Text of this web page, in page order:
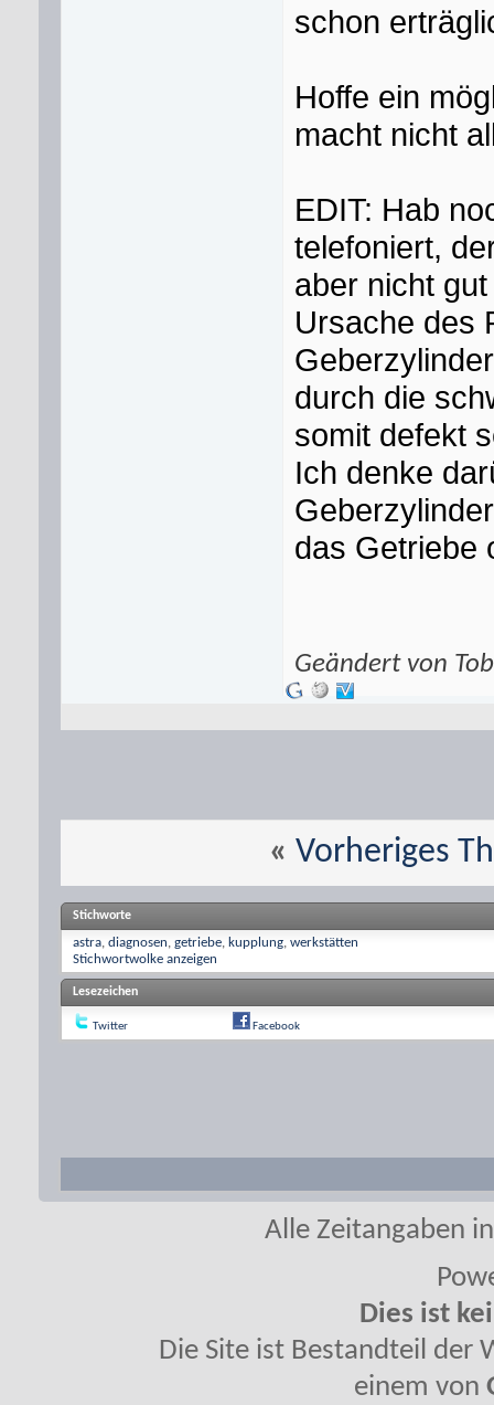
schon
Hoffe ein
macht nicht
EDIT: Hab
telefoniert,
aber nicht
Ursache des
durch die
somit defekt
Ich denke
das Getriebe
Geändert von
« Vorheriges
Stichworte
astra, diagnosen, getriebe, kupplung, werkstätten
Stichwortwolke anzeigen
Lesezeichen
Twitter Facebook
Alle Zeitangaben
Dies ist
Die Site ist Bestandteil der
einem von